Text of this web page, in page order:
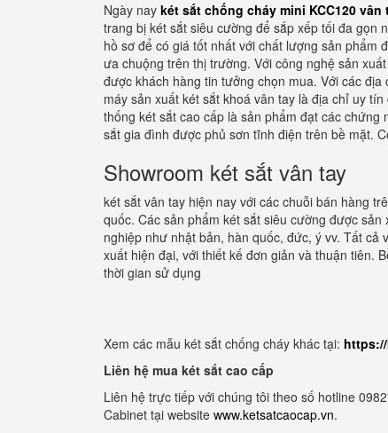
Ngày nay két sắt chống cháy mini KCC120 vân
trang bị két sắt siêu cường để sắp xếp tối đa gọn
hồ sơ để có giá tốt nhất với chất lượng sản phẩm
ưa chuộng trên thị trường. Với công nghệ sản
được khách hàng tin tưởng chọn mua. Với các
máy sản xuất két sắt khoá vân tay là địa chỉ uy
thống két sắt cao cấp là sản phẩm đạt các
sắt gia đình được phủ sơn tĩnh điện trên bề mặt.
Showroom két sắt vân tay
két sắt vân tay hiện nay với các chuỗi bán hàng
quốc. Các sản phẩm két sắt siêu cường được
nghiệp như nhật bản, hàn quốc, đức, ý vv. Tất
xuất hiện đại, với thiết kế đơn giản và thuận tiên.
thời gian sử dụng
Xem các mẫu két sắt chống cháy khác tại:
Liên hệ mua két sắt cao cấp
Liên hệ trực tiếp với chúng tôi theo số hotline
Cabinet tại website www.ketsatcaocap.vn.